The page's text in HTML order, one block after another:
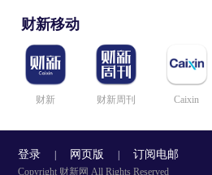
财新移动
财新 财新周刊 Caixin
登录 网页版 订阅电邮
Copyright 财新网 All Rights Reserved